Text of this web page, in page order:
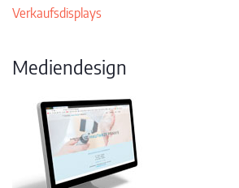
Verkaufsdisplays
Mediendesign